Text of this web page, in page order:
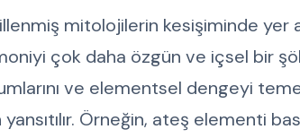
mitolojilerin kesişiminde yer
çok daha özgün ve içsel bir
ve elementsel dengeyi
Örneğin, ateş elementi